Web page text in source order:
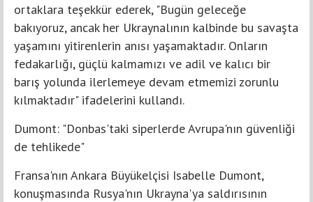
ortaklara teşekkür ederek, "Bugün geleceğe
bakıyoruz, ancak her Ukraynalının kalbinde bu savaşta
yaşamını yitirenlerin anısı yaşamaktadır. Onların
fedakarlığı, güçlü kalmamızı ve adil ve kalıcı bir
barış yolunda ilerlemeye devam etmemizi zorunlu
kılmaktadır" ifadelerini kullandı.
Dumont: "Donbas'taki siperlerde Avrupa'nın güvenliği
de tehlikede"
Fransa'nın Ankara Büyükelçisi Isabelle Dumont,
konuşmasında Rusya'nın Ukrayna'ya saldırısının